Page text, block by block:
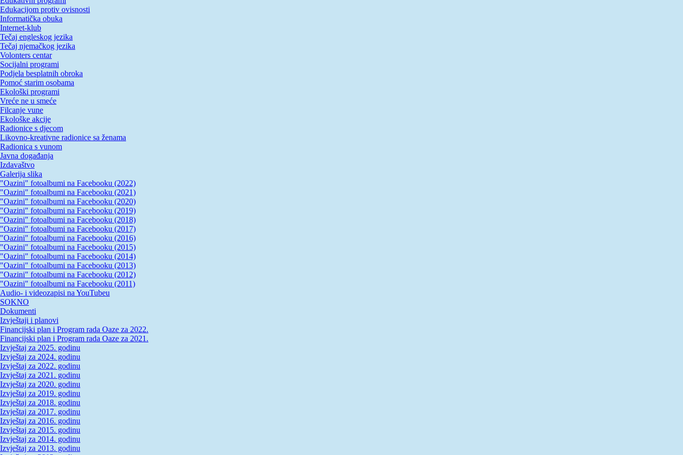
Edukacijom protiv ovisnosti
Informatička obuka
Internet-klub
Tečaj engleskog jezika
Tečaj njemačkog jezika
Volonters centar
Socijalni programi
Podjela besplatnih obroka
Pomoć starim osobama
Ekološki programi
Vreće ne u smeće
Filcanje vune
Ekološke akcije
Radionice s djecom
Likovno-kreativne radionice sa ženama
Radionica s vunom
Javna događanja
Izdavaštvo
Galerija slika
"Oazini" fotoalbumi na Facebooku (2022)
"Oazini" fotoalbumi na Facebooku (2021)
"Oazini" fotoalbumi na Facebooku (2020)
"Oazini" fotoalbumi na Facebooku (2019)
"Oazini" fotoalbumi na Facebooku (2018)
"Oazini" fotoalbumi na Facebooku (2017)
"Oazini" fotoalbumi na Facebooku (2016)
"Oazini" fotoalbumi na Facebooku (2015)
"Oazini" fotoalbumi na Facebooku (2014)
"Oazini" fotoalbumi na Facebooku (2013)
"Oazini" fotoalbumi na Facebooku (2012)
"Oazini" fotoalbumi na Facebooku (2011)
Audio- i videozapisi na YouTubeu
SOKNO
Dokumenti
Izvještaji i planovi
Financijski plan i Program rada Oaze za 2022.
Financijski plan i Program rada Oaze za 2021.
Izvještaj za 2025. godinu
Izvještaj za 2024. godinu
Izvještaj za 2022. godinu
Izvještaj za 2021. godinu
Izvještaj za 2020. godinu
Izvještaj za 2019. godinu
Izvještaj za 2018. godinu
Izvještaj za 2017. godinu
Izvještaj za 2016. godinu
Izvještaj za 2015. godinu
Izvještaj za 2014. godinu
Izvještaj za 2013. godinu